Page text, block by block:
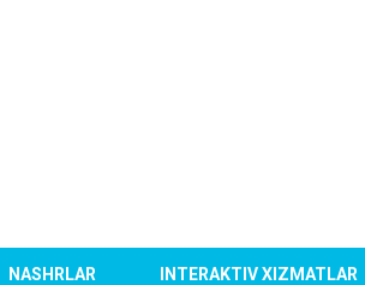
NASHRLAR INTERAKTIV XIZMATLAR